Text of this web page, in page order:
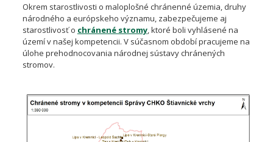
Okrem starostlivosti o maloplošné chránenné územia, druhy
národného a európskeho významu, zabezpečujeme aj
starostlivosť o chránené stromy, ktoré boli vyhlásené na
území v našej kompetencii. V súčasnom období pracujeme na
úlohe prehodnocovania národnej sústavy chránených
stromov.